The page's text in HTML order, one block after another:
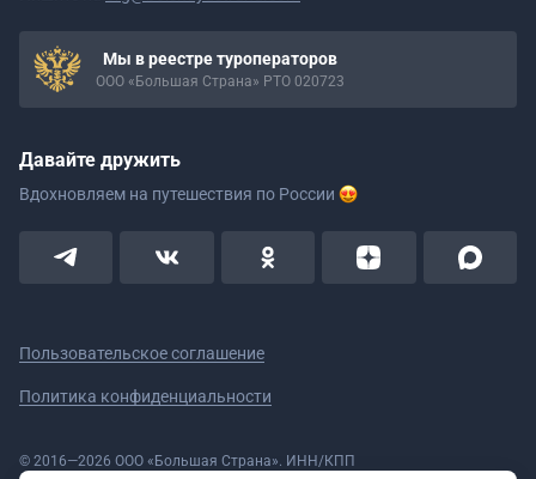
Мы в реестре туроператоров
ООО «Большая Страна» РТО 020723
Давайте дружить
Вдохновляем на путешествия по России
Пользовательское соглашение
Политика конфиденциальности
© 2016—2026 ООО «Большая Страна». ИНН/КПП